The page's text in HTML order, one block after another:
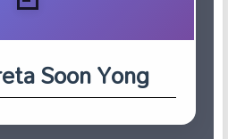
Soon Yong